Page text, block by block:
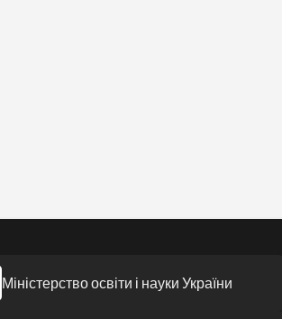
Міністерство освіти і науки України